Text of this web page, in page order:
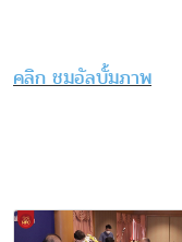
คลิก ชมอัลบั้มภาพ